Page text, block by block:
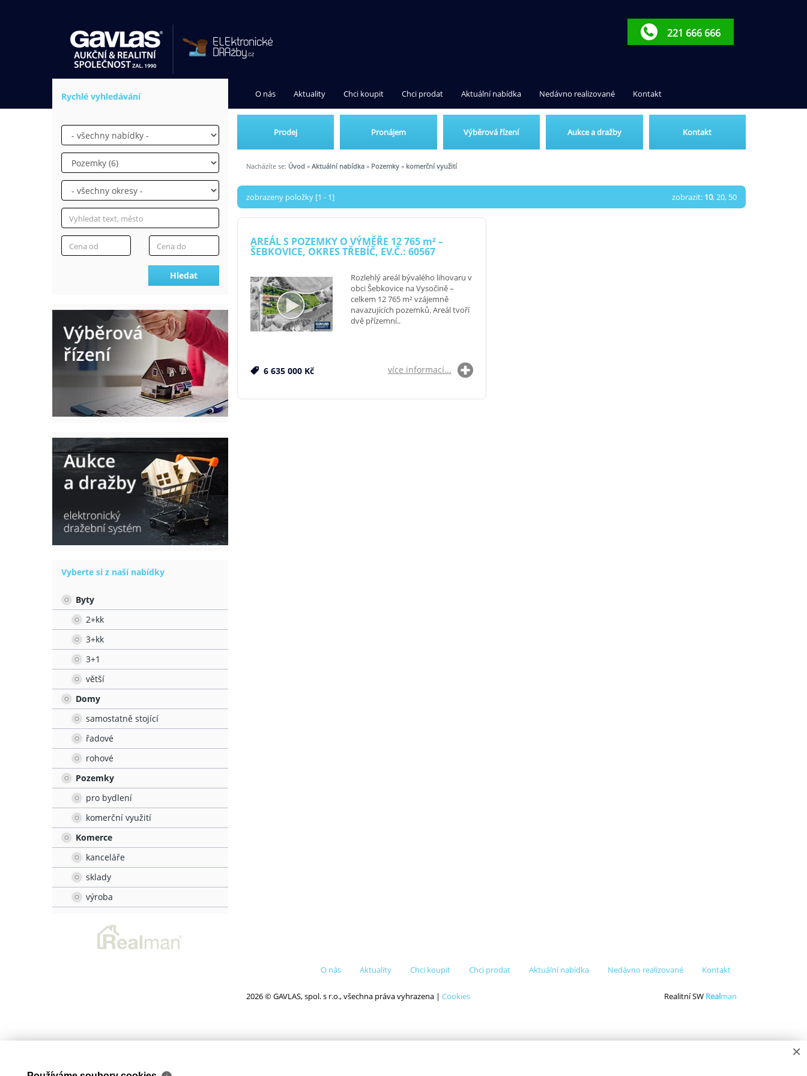
221 666 666
Rychlé vyhledávání
Hledat
Vyberte si z naší nabídky
Byty
2+kk
3+kk
3+1
větší
Domy
samostatně stojící
řadové
rohové
Pozemky
pro bydlení
komerční využití
Komerce
kanceláře
sklady
výroba
O nás Aktuality Chci koupit Chci prodat Aktuální nabídka Nedávno realizované Kontakt
Prodej Pronájem Výběrová řízení Aukce a dražby Kontakt
Nacházíte se: Úvod » Aktuální nabídka » Pozemky » komerční využití
zobrazeny položky [1 - 1] zobrazit: 10,20, 50
AREÁL S POZEMKY O VÝMĚŘE 12 765 m²–
ŠEBKOVICE, OKRES TŘEBÍČ, EV.Č.: 60567
Rozlehlý areál bývalého lihovaru v
obci Šebkovice na Vysočině –
celkem 12 765 m² vzájemně
navazujících pozemků. Areál tvoří
dvě přízemní..
6 635 000 Kč více informací...
O nás Aktuality Chci koupit Chci prodat Aktuální nabídka Nedávno realizované Kontakt
2026 © GAVLAS, spol. s r.o., všechna práva vyhrazena | Cookies Realitní SW Realman
×